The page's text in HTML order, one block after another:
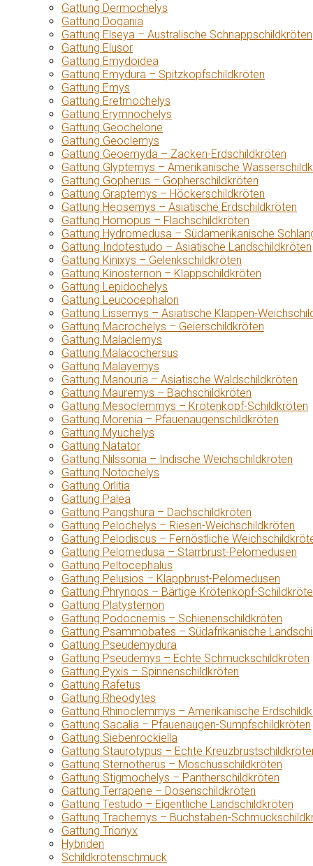
Gattung Dermochelys
Gattung Dogania
Gattung Elseya – Australische Schnappschildkröten
Gattung Elusor
Gattung Emydoidea
Gattung Emydura – Spitzkopfschildkröten
Gattung Emys
Gattung Eretmochelys
Gattung Erymnochelys
Gattung Geochelone
Gattung Geoclemys
Gattung Geoemyda – Zacken-Erdschildkröten
Gattung Glyptemys – Amerikanische
Gattung Gopherus – Gopherschildkröten
Gattung Graptemys – Höckerschildkröten
Gattung Heosemys – Asiatische Erdschildkröten
Gattung Homopus – Flachschildkröten
Gattung Hydromedusa – Südamerikanische
Gattung Indotestudo – Asiatische Landschildkröten
Gattung Kinixys – Gelenkschildkröten
Gattung Kinosternon – Klappschildkröten
Gattung Lepidochelys
Gattung Leucocephalon
Gattung Lissemys – Asiatische Klappen-
Gattung Macrochelys – Geierschildkröten
Gattung Malaclemys
Gattung Malacochersus
Gattung Malayemys
Gattung Manouria – Asiatische Waldschildkröten
Gattung Mauremys – Bachschildkröten
Gattung Mesoclemmys – Krötenkopf-Schildkröten
Gattung Morenia – Pfauenaugenschildkröten
Gattung Myuchelys
Gattung Natator
Gattung Nilssonia – Indische Weichschildkröten
Gattung Notochelys
Gattung Orlitia
Gattung Palea
Gattung Pangshura – Dachschildkröten
Gattung Pelochelys – Riesen-Weichschildkröten
Gattung Pelodiscus – Fernöstliche
Gattung Pelomedusa – Starrbrust-Pelomedusen
Gattung Peltocephalus
Gattung Pelusios – Klappbrust-Pelomedusen
Gattung Phrynops – Bärtige Krötenkopf-
Gattung Platysternon
Gattung Podocnemis – Schienenschildkröten
Gattung Psammobates – Südafrikanische
Gattung Pseudemydura
Gattung Pseudemys – Echte Schmuckschildkröten
Gattung Pyxis – Spinnenschildkröten
Gattung Rafetus
Gattung Rheodytes
Gattung Rhinoclemmys – Amerikanische
Gattung Sacalia – Pfauenaugen-Sumpfschildkröten
Gattung Siebenrockiella
Gattung Staurotypus – Echte
Gattung Sternotherus – Moschusschildkröten
Gattung Stigmochelys – Pantherschildkröten
Gattung Terrapene – Dosenschildkröten
Gattung Testudo – Eigentliche Landschildkröten
Gattung Trachemys – Buchstaben-
Gattung Trionyx
Hybriden
Schildkrötenschmuck